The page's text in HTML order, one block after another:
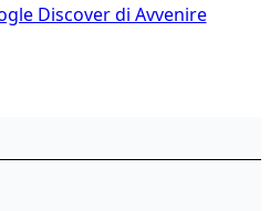
Discover di Avvenire